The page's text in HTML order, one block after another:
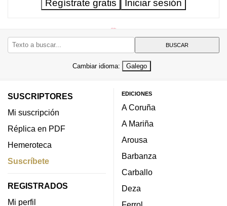
Regístrate gratis Iniciar sesión
Cambiar idioma: Galego
SUSCRIPTORES
Mi suscripción
Réplica en PDF
Hemeroteca
Suscríbete
REGISTRADOS
Mi perfil
EDICIONES
A Coruña
A Mariña
Arousa
Barbanza
Carballo
Deza